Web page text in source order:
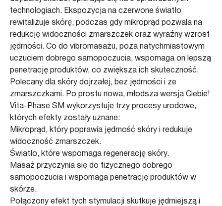
technologiach. Ekspozycja na czerwone światło
rewitalizuje skórę, podczas gdy mikroprąd pozwala na
redukcję widoczności zmarszczek oraz wyraźny wzrost
jędrności. Co do vibromasażu, poza natychmiastowym
uczuciem dobrego samopoczucia, wspomaga on lepszą
penetrację produktów, co zwiększa ich skuteczność.
Polecany dla skóry dojrzałej, bez jędrności i ze
zmarszczkami. Po prostu nowa, młodsza wersja Ciebie!
Vita-Phase SM wykorzystuje trzy procesy urodowe,
których efekty zostały uznane:
Mikroprąd, który poprawia jędrność skóry i redukuje
widoczność zmarszczek.
Światło, które wspomaga regenerację skóry.
Masaż przyczynia się do fizycznego dobrego
samopoczucia i wspomaga penetrację produktów w
skórze.
Połączony efekt tych stymulacji skutkuje jędrniejszą i